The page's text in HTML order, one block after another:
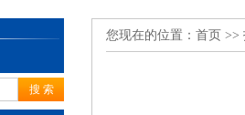
您现在的位置： 首页 >>